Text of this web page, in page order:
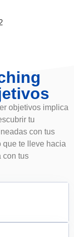
objetivos implica
tu
con tus
que te lleve hacia
con tus